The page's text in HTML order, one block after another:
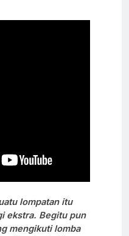
lompatan itu
ekstra. Begitu pun
mengikuti lomba